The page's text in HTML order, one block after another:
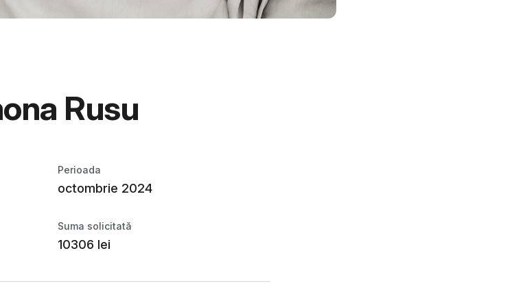
Rusu
Perioada
octombrie 2024
Suma solicitată
10306 lei